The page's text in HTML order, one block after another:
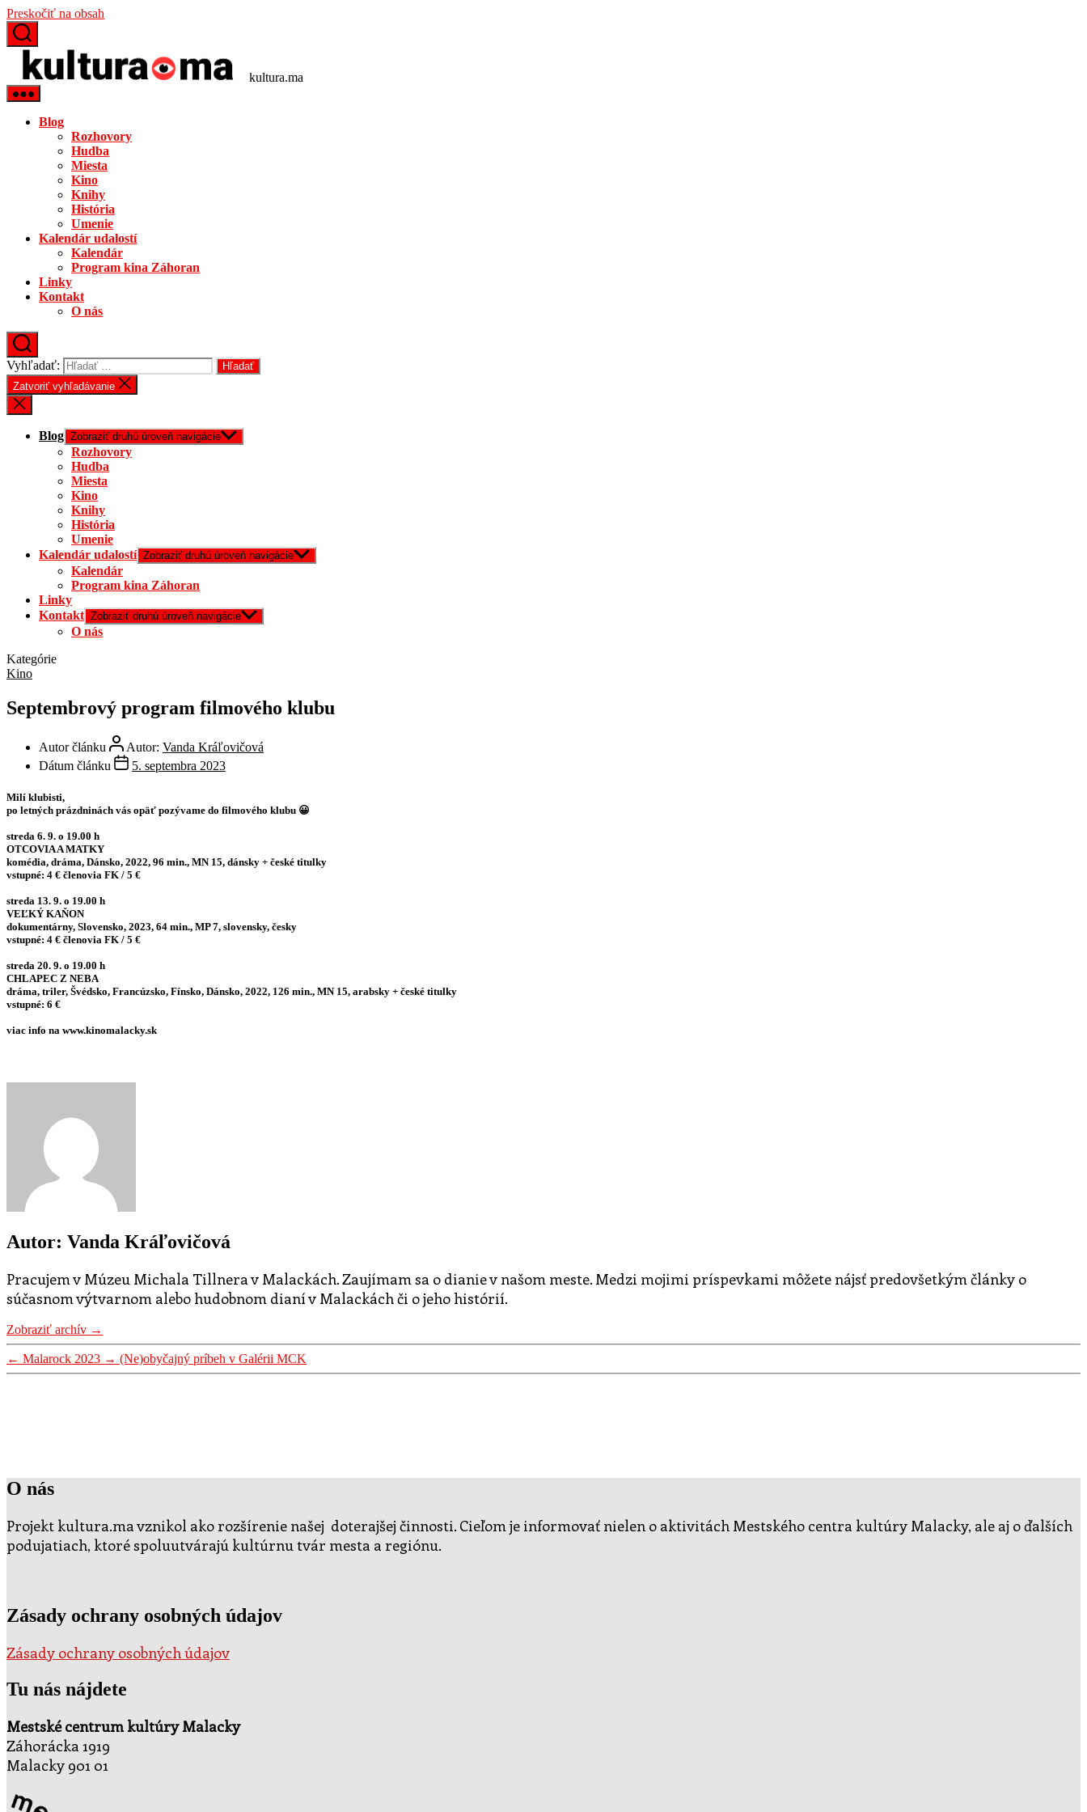
Preskočiť na obsah
kultura.ma
Blog
Rozhovory
Hudba
Miesta
Kino
Knihy
História
Umenie
Kalendár udalostí
Kalendár
Program kina Záhoran
Linky
Kontakt
O nás
Vyhľadať:
Zatvoriť vyhľadávanie
Blog Zobraziť druhú úroveň navigácie
Rozhovory
Hudba
Miesta
Kino
Knihy
História
Umenie
Kalendár udalostí Zobraziť druhú úroveň navigácie
Kalendár
Program kina Záhoran
Linky
Kontakt Zobraziť druhú úroveň navigácie
O nás
Kategórie
Kino
Septembrový program filmového klubu
Autor článku Autor: Vanda Kráľovičová
Dátum článku
5. septembra 2023
Milí klubisti,
po letných prázdninách vás opäť pozývame do filmového klubu 😀
streda 6. 9. o 19.00 h
OTCOVIA A MATKY
komédia, dráma, Dánsko, 2022, 96 min., MN 15, dánsky + české titulky
vstupné: 4 € členovia FK / 5 €
streda 13. 9. o 19.00 h
VEĽKÝ KAŇON
dokumentárny, Slovensko, 2023, 64 min., MP 7, slovensky, česky
vstupné: 4 € členovia FK / 5 €
streda 20. 9. o 19.00 h
CHLAPEC Z NEBA
dráma, triler, Švédsko, Francúzsko, Fínsko, Dánsko, 2022, 126 min., MN 15, arabsky + české titulky
vstupné: 6 €
viac info na www.kinomalacky.sk
Autor: Vanda Kráľovičová
Pracujem v Múzeu Michala Tillnera v Malackách. Zaujímam sa o dianie v našom meste. Medzi mojimi príspevkami môžete nájsť predovšetkým články o
súčasnom výtvarnom alebo hudobnom dianí v Malackách či o jeho histórií.
Zobraziť archív →
← Malarock 2023 → (Ne)obyčajný príbeh v Galérii MCK
O nás
Projekt kultura.ma vznikol ako rozšírenie našej doterajšej činnosti. Cieľom je informovať nielen o aktivitách Mestského centra kultúry Malacky, ale aj o ďalších
podujatiach, ktoré spoluutvárajú kultúrnu tvár mesta a regiónu.
Zásady ochrany osobných údajov
Zásady ochrany osobných údajov
Tu nás nájdete
Mestské centrum kultúry Malacky
Záhorácka 1919
Malacky 901 01